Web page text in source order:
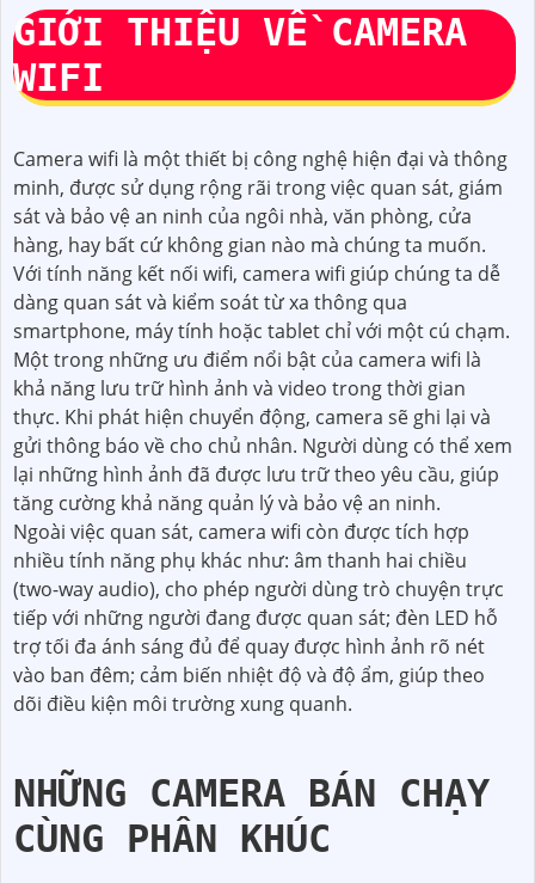
GIỚI THIỆU VỀ CAMERA
WIFI
Camera wifi là một thiết bị công nghệ hiện đại và thông
minh, được sử dụng rộng rãi trong việc quan sát, giám
sát và bảo vệ an ninh của ngôi nhà, văn phòng, cửa
hàng, hay bất cứ không gian nào mà chúng ta muốn.
Với tính năng kết nối wifi, camera wifi giúp chúng ta dễ
dàng quan sát và kiểm soát từ xa thông qua
smartphone, máy tính hoặc tablet chỉ với một cú chạm.
Một trong những ưu điểm nổi bật của camera wifi là
khả năng lưu trữ hình ảnh và video trong thời gian
thực. Khi phát hiện chuyển động, camera sẽ ghi lại và
gửi thông báo về cho chủ nhân. Người dùng có thể xem
lại những hình ảnh đã được lưu trữ theo yêu cầu, giúp
tăng cường khả năng quản lý và bảo vệ an ninh.
Ngoài việc quan sát, camera wifi còn được tích hợp
nhiều tính năng phụ khác như: âm thanh hai chiều
(two-way audio), cho phép người dùng trò chuyện trực
tiếp với những người đang được quan sát; đèn LED hỗ
trợ tối đa ánh sáng đủ để quay được hình ảnh rõ nét
vào ban đêm; cảm biến nhiệt độ và độ ẩm, giúp theo
dõi điều kiện môi trường xung quanh.
NHỮNG CAMERA BÁN CHẠY
CÙNG PHÂN KHÚC